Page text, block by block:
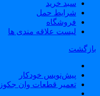
سبد خرید
شرایط حمل
فروشگاه
لیست علاقه مندی ها
بازگشت
پیش‌نویس خودکار
تعمیر قطعات وان